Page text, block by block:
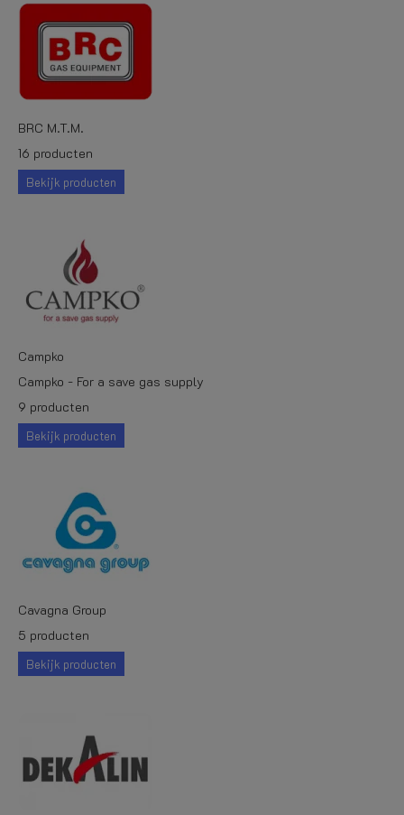
BRC M.T.M.
16 producten
Bekijk producten
Campko
Campko - For a save gas supply
9 producten
Bekijk producten
Cavagna Group
5 producten
Bekijk producten